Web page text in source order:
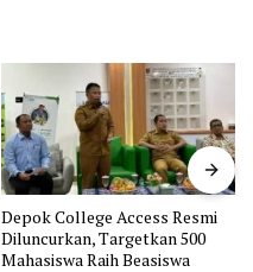
Depok College Access Resmi
Diluncurkan, Targetkan 500
Mahasiswa Raih Beasiswa